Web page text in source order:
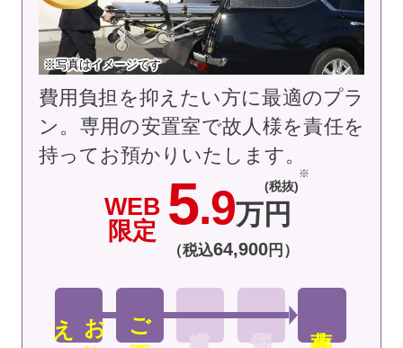
※写真はイメージです
WEB
限定 5.9万円
(税抜)
（税込64,900円）
お
迎
え ご安置
費用負担を抑えたい方に最適のプラ
ン。専用の安置室で故人様を責任を
持ってお預かりいたします。